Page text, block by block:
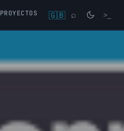
PROYECTOS 🇬🇧 ⌕ >_